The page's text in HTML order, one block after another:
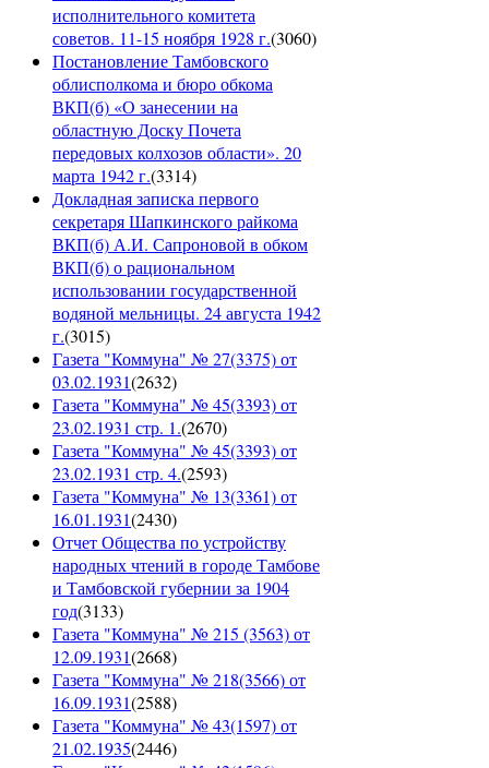
исполнительного комитета
советов. 11-15 ноября 1928 г.(3060)
Постановление Тамбовского
облисполкома и бюро обкома
ВКП(б) «О занесении на
областную Доску Почета
передовых колхозов области». 20
марта 1942 г.(3314)
Докладная записка первого
секретаря Шапкинского райкома
ВКП(б) А.И. Сапроновой в обком
ВКП(б) о рациональном
использовании государственной
водяной мельницы. 24 августа 1942
г.(3015)
Газета "Коммуна" № 27(3375) от
03.02.1931(2632)
Газета "Коммуна" № 45(3393) от
23.02.1931 стр. 1.(2670)
Газета "Коммуна" № 45(3393) от
23.02.1931 стр. 4.(2593)
Газета "Коммуна" № 13(3361) от
16.01.1931(2430)
Отчет Общества по устройству
народных чтений в городе Тамбове
и Тамбовской губернии за 1904
год(3133)
Газета "Коммуна" № 215 (3563) от
12.09.1931(2668)
Газета "Коммуна" № 218(3566) от
16.09.1931(2588)
Газета "Коммуна" № 43(1597) от
21.02.1935(2446)